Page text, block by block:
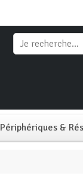
Périphériques &